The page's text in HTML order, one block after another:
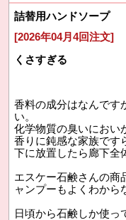
詰替用ハンドソープ
[2026年04月4回注文]
くさすぎる
香料の成分はなんです
い。
化学物質の臭いにおい
香りに鈍感な家族です
下に放置したら廊下全
エスケー石鹸さんの商
ャンプーもよくわから
日頃から石鹸しか使っ